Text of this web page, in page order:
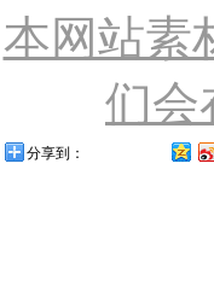
本网站素
们会
分享到：